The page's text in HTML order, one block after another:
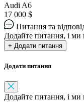
Audi A6
17 000 $
Питання та
Додайте питання, і
+ Додати питання
Додати питання
Додайте питання, і